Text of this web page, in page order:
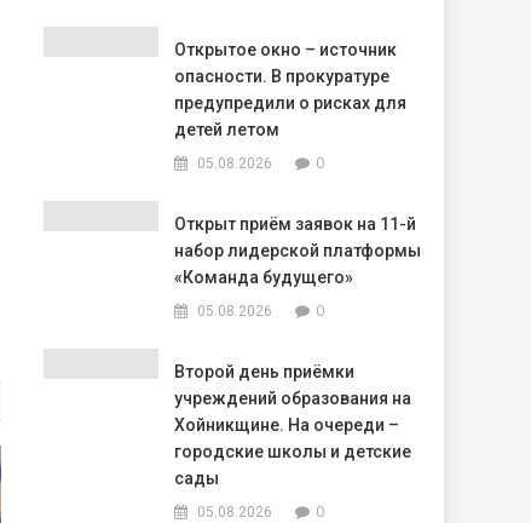
Открытое окно – источник
опасности. В прокуратуре
предупредили о рисках для
детей летом
05.08.2026 0
Открыт приём заявок на 11-й
набор лидерской платформы
«Команда будущего»
05.08.2026 0
Второй день приёмки
учреждений образования на
Хойникщине. На очереди –
городские школы и детские
сады
05.08.2026 0